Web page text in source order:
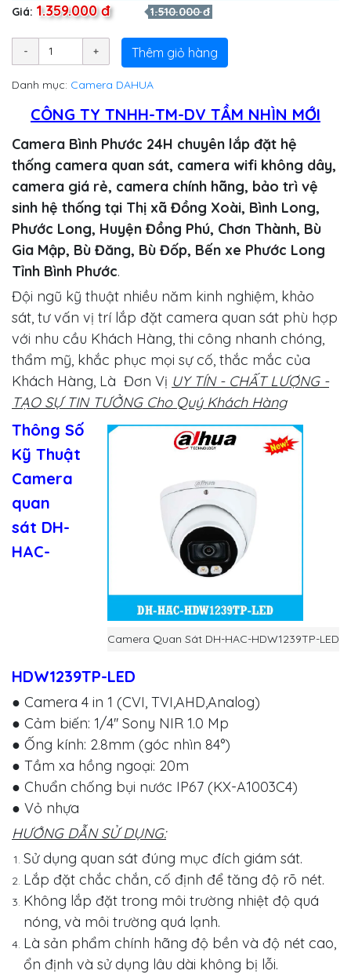
Giá: 1.359.000 đ 1.510.000 đ
Thêm giỏ hàng
Danh mục: Camera DAHUA
CÔNG TY TNHH-TM-DV TẦM NHÌN MỚI
Camera Bình Phước 24H chuyên lắp đặt hệ
thống camera quan sát, camera wifi không dây,
camera giá rẻ, camera chính hãng, bảo trì vệ
sinh hệ thống tại Thị xã Đồng Xoài, Bình Long,
Phước Long, Huyện Đồng Phú, Chơn Thành, Bù
Gia Mập, Bù Đăng, Bù Đốp, Bến xe Phước Long
Tỉnh Bình Phước.
Đội ngũ kỹ thuật nhiều năm kinh nghiệm, khảo
sát, tư vấn vị trí lắp đặt camera quan sát phù hợp
với nhu cầu Khách Hàng, thi công nhanh chóng,
thẩm mỹ, khắc phục mọi sự cố, thắc mắc của
Khách Hàng, Là Đơn Vị UY TÍN - CHẤT LƯỢNG -
TẠO SỰ TIN TƯỞNG Cho Quý Khách Hàng
Camera Quan Sát DH-HAC-HDW1239TP-LED
Thông Số
Kỹ Thuật
Camera
quan
sát DH-
HAC-
HDW1239TP-LED
● Camera 4 in 1 (CVI, TVI,AHD,Analog)
● Cảm biến: 1/4'' Sony NIR 1.0 Mp
● Ống kính: 2.8mm (góc nhìn 84°)
● Tầm xa hồng ngoại: 20m
● Chuẩn chống bụi nước IP67 (KX-A1003C4)
● Vỏ nhựa
HƯỚNG DẪN SỬ DỤNG:
Sử dụng quan sát đúng mục đích giám sát.
Lắp đặt chắc chắn, cố định để tăng độ rõ nét.
Không lắp đặt trong môi trường nhiệt độ quá
nóng, và môi trường quá lạnh.
Là sản phẩm chính hãng độ bền và độ nét cao,
ổn định và sử dụng lâu dài không bị lỗi.